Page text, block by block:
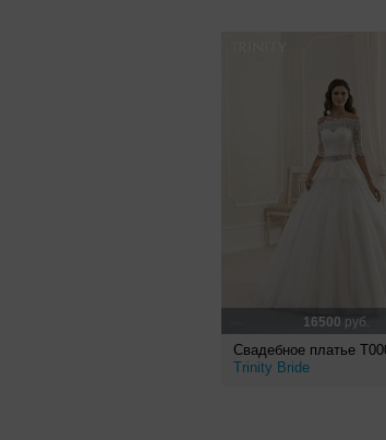
16500 руб.
Свадебное платье
Trinity Bride